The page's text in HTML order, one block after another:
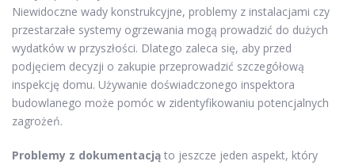
Niewidoczne wady konstrukcyjne, problemy z instalacjami czy
przestarzałe systemy ogrzewania mogą prowadzić do dużych
wydatków w przyszłości. Dlatego zaleca się, aby przed
podjęciem decyzji o zakupie przeprowadzić szczegółową
inspekcję domu. Używanie doświadczonego inspektora
budowlanego może pomóc w zidentyfikowaniu potencjalnych
zagrożeń.
Problemy z dokumentacją to jeszcze jeden aspekt, który